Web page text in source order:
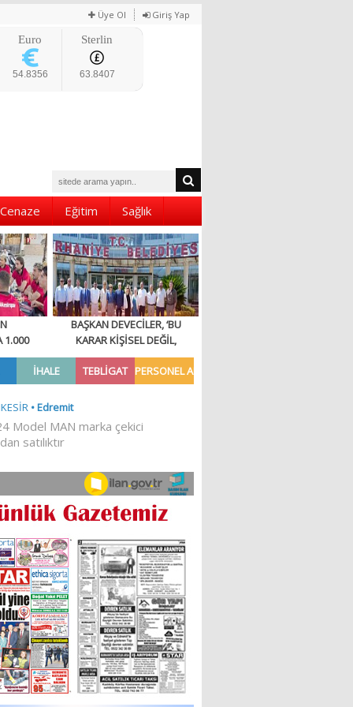
Üye Ol Giriş Yap
Euro
54.8356
Sterlin
63.8407
Cenaze Eğitim Sağlık
1.000
BAŞKAN DEVECİLER, ‘BU
KARAR KİŞİSEL DEĞİL,
İLKESEL BİR DURUŞTUR’